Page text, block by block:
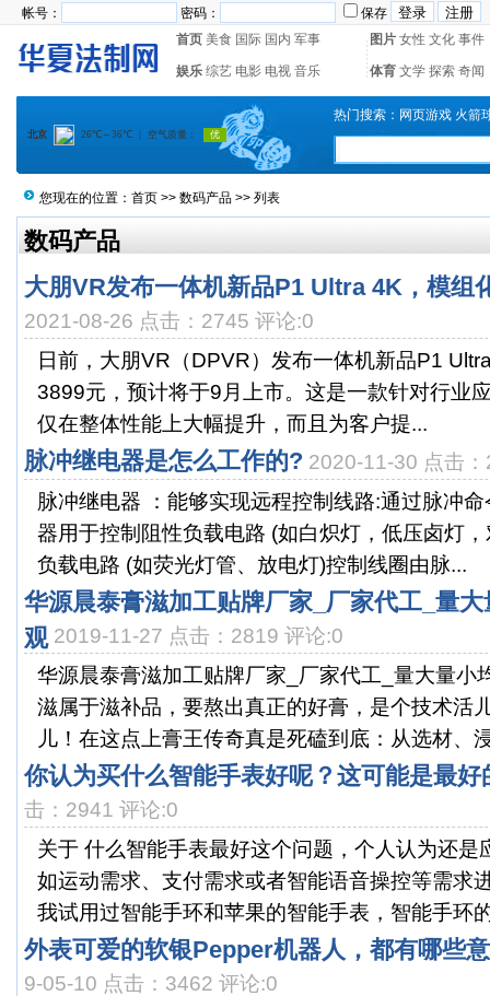
帐号： 密码：
保存
首页 美食 国际 国内 军事 图片 女性 文化 事件
娱乐 综艺 电影 电视 音乐 体育 文学 探索 奇闻
热门搜索： 网页游戏 火箭
您现在的位置： 首页 >> 数码产品 >> 列表
数码产品
大朋VR发布一体机新品P1 Ultra 4K，模组
2021-08-26 点击：2745 评论:0
日前，大朋VR（DPVR）发布一体机新品P1
3899元，预计将于9月上市。这是一款针对行业
仅在整体性能上大幅提升，而且为客户提...
脉冲继电器是怎么工作的? 2020-11-30 点击
脉冲继电器 ：能够实现远程控制线路:通过脉冲
器用于控制阻性负载电路 (如白炽灯，低压卤灯
负载电路 (如荧光灯管、放电灯)控制线圈由脉...
华源晨泰膏滋加工贴牌厂家_厂家代工_量
观 2019-11-27 点击：2819 评论:0
华源晨泰膏滋加工贴牌厂家_厂家代工_量大量小
滋属于滋补品，要熬出真正的好膏，是个技术活
儿！在这点上膏王传奇真是死磕到底：从选材、
你认为买什么智能手表好呢？这可能是最好
击：2941 评论:0
关于 什么智能手表最好这个问题，个人认为还是
如运动需求、支付需求或者智能语音操控等需求
我试用过智能手环和苹果的智能手表，智能手环
外表可爱的软银Pepper机器人，都有哪些
9-05-10 点击：3462 评论:0